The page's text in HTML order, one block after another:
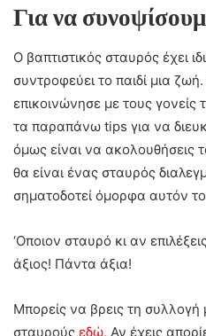
Για να
Ο βαπτιστικός σταυρός έχει
συντροφεύει το παιδί μια
επικοινώνησε με τους γονείς
τα παραπάνω tips για να
όμως είναι να ακολουθήσεις
θα είναι ένας σταυρός
σηματοδοτεί όμορφα αυτόν
‘Οποιον σταυρό κι αν
άξιος! Πάντα άξια!
Μπορείς να βρεις τη συλλογή
σταυρούς εδώ. Αν έχεις